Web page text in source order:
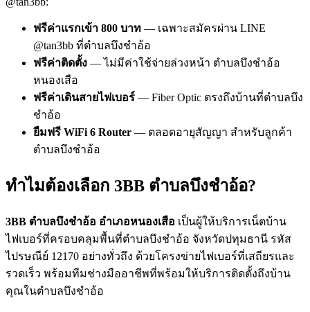
ฟรีค่าแรกเข้า 800 บาท — เฉพาะสมัครผ่าน LINE
@tan3bb ที่ตำบลบึงชำอ้อ
ฟรีค่าติดตั้ง — ไม่มีค่าใช้จ่ายล่วงหน้า ตำบลบึงชำอ้อ
หนองเสือ
ฟรีค่าเดินสายไฟเบอร์ — Fiber Optic ตรงถึงบ้านที่ตำบลบึง
ชำอ้อ
ยืมฟรี WiFi 6 Router — ตลอดอายุสัญญา สำหรับลูกค้า
ตำบลบึงชำอ้อ
ทำไมต้องเลือก 3BB ตำบลบึงชำอ้อ?
3BB ตำบลบึงชำอ้อ อำเภอหนองเสือ เป็นผู้ให้บริการเน็ตบ้าน
ไฟเบอร์ที่ครอบคลุมพื้นที่ตำบลบึงชำอ้อ จังหวัดปทุมธานี รหัส
ไปรษณีย์ 12170 อย่างทั่วถึง ด้วยโครงข่ายไฟเบอร์ที่เสถียรและ
รวดเร็ว พร้อมทีมช่างมืออาชีพที่พร้อมให้บริการติดตั้งถึงบ้าน
คุณในตำบลบึงชำอ้อ